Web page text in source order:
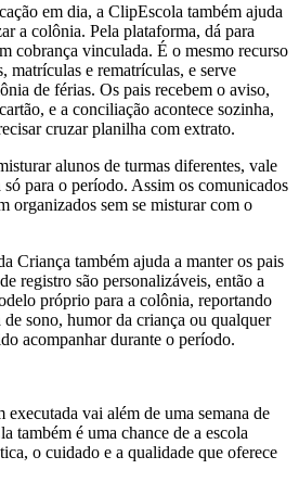
em dia, a ClipEscola também ajuda
a colônia. Pela plataforma, dá para
cobrança vinculada. É o mesmo recurso
matrículas e rematrículas, e serve
de férias. Os pais recebem o aviso,
e a conciliação acontece sozinha,
cruzar planilha com extrato.
alunos de turmas diferentes, vale
para o período. Assim os comunicados
organizados sem se misturar com o
Criança também ajuda a manter os pais
registro são personalizáveis, então a
próprio para a colônia, reportando
sono, humor da criança ou qualquer
acompanhar durante o período.
vai além de uma semana de
também é uma chance de a escola
o cuidado e a qualidade que oferece